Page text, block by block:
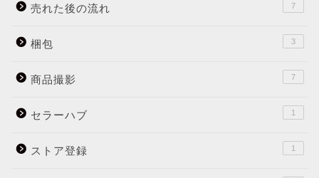
売れた後の流れ 7
梱包 3
商品撮影 7
セラーハブ 1
ストア登録 1